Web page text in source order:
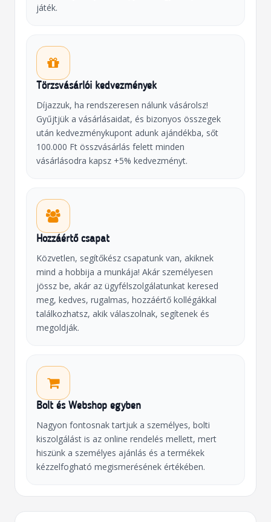
játék.
Törzsvásárlói kedvezmények
Díjazzuk, ha rendszeresen nálunk vásárolsz!
Gyűjtjük a vásárlásaidat, és bizonyos összegek
után kedvezménykupont adunk ajándékba, sőt
100.000 Ft összvásárlás felett minden
vásárlásodra kapsz +5% kedvezményt.
Hozzáértő csapat
Közvetlen, segítőkész csapatunk van, akiknek
mind a hobbija a munkája! Akár személyesen
jössz be, akár az ügyfélszolgálatunkat keresed
meg, kedves, rugalmas, hozzáértő kollégákkal
találkozhatsz, akik válaszolnak, segítenek és
megoldják.
Bolt és Webshop egyben
Nagyon fontosnak tartjuk a személyes, bolti
kiszolgálást is az online rendelés mellett, mert
hiszünk a személyes ajánlás és a termékek
kézzelfogható megismerésének értékében.